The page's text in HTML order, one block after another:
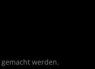
werden.